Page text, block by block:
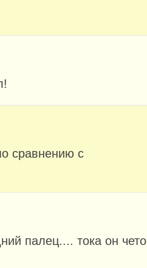
сравнению с
палец.... тока он чето